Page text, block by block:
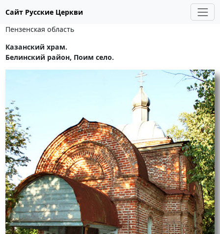
Сайт Русские Церкви
Пензенская область
Казанский храм.
Белинский район, Поим село.